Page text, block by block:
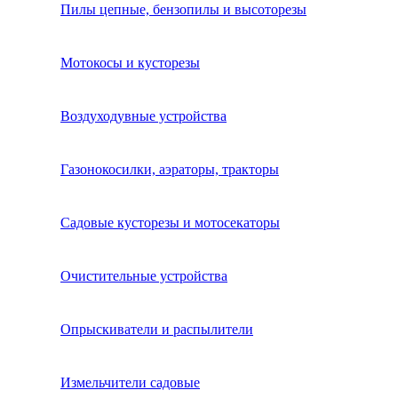
Пилы цепные, бензопилы и высоторезы
Мотокосы и кусторезы
Воздуходувные устройства
Газонокосилки, аэраторы, тракторы
Садовые кусторезы и мотосекаторы
Очистительные устройства
Опрыскиватели и распылители
Измельчители садовые